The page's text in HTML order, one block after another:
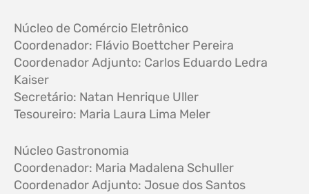
Núcleo de Comércio Eletrônico
Coordenador: Flávio Boettcher Pereira
Coordenador Adjunto: Carlos Eduardo Ledra
Kaiser
Secretário: Natan Henrique Uller
Tesoureiro: Maria Laura Lima Meler
Núcleo Gastronomia
Coordenador: Maria Madalena Schuller
Coordenador Adjunto: Josue dos Santos